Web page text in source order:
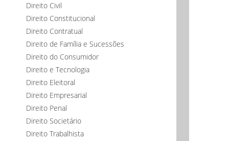
Direito Civil
Direito Constitucional
Direito Contratual
Direito de Família e Sucessões
Direito do Consumidor
Direito e Tecnologia
Direito Eleitoral
Direito Empresarial
Direito Penal
Direito Societário
Direito Trabalhista